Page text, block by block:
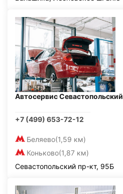
Автосервис Севастопольский
+7 (499) 653-72-12
Беляево(1,59 км)
Коньково(1,87 км)
Севастопольский пр-кт, 95Б